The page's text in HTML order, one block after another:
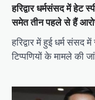
हरिद्वार धर्मसंसद में हेट
समेत तीन पहले से हैं
हरिद्वार में हुई धर्म
टिप्पणियों के मामले की